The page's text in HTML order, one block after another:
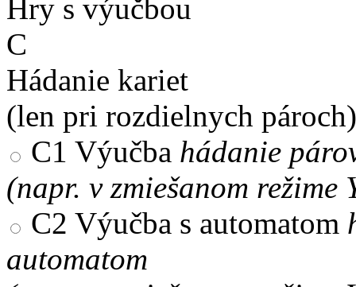
Hry s výučbou
C
Hádanie kariet
(len pri rozdielnych pároch)
C1 Výučba hádanie
(napr. v zmiešanom režime
C2 Výučba s automatom
automatom